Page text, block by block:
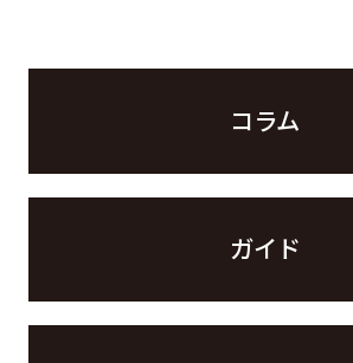
コラム
ガイド